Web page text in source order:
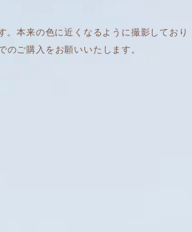
本来の色に近くなるように撮影しており
ご購入をお願いいたします。